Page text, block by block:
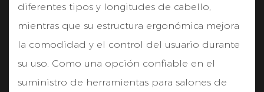
diferentes tipos y longitudes de cabello,
mientras que su estructura ergonómica mejora
la comodidad y el control del usuario durante
su uso. Como una opción confiable en el
suministro de herramientas para salones de